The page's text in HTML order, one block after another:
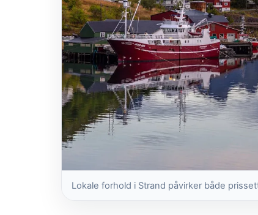
Lokale forhold i Strand påvirker både